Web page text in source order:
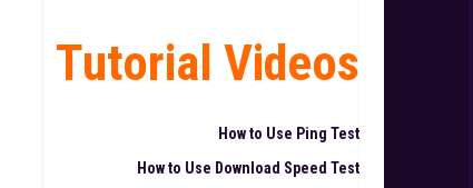
Tutorial Videos
How to Use Ping Test
How to Use Download Speed Test